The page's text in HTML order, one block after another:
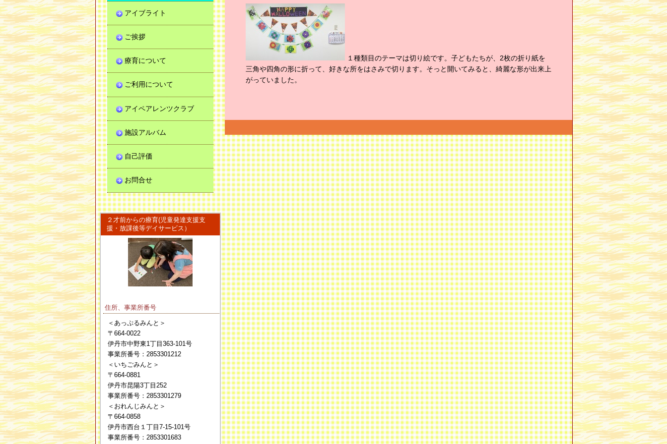
１種類目のテーマは切り絵です。子どもたちが、2枚の折り紙を
三角や四角の形に折って、好きな所をはさみで切ります。そっと開いてみると、綺麗な形が出来上
がっていました。
アイブライト
ご挨拶
療育について
ご利用について
アイペアレンツクラブ
施設アルバム
自己評価
お問合せ
２才前からの療育(児童発達支援支
援・放課後等デイサービス）
住所、事業所番号
＜あっぷるみんと＞
〒664-0022
伊丹市中野東1丁目363-101号
事業所番号：2853301212
＜いちごみんと＞
〒664-0881
伊丹市昆陽3丁目252
事業所番号：2853301279
＜おれんじみんと＞
〒664-0858
伊丹市西台１丁目7-15-101号
事業所番号：2853301683